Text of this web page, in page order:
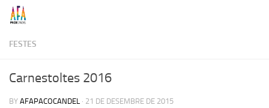
Skip to content
FESTES
Carnestoltes 2016
BY AFAPACOCANDEL · 21 DE DESEMBRE DE 2015